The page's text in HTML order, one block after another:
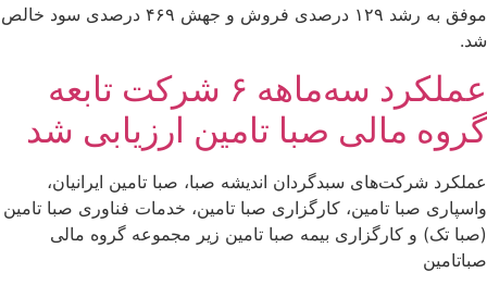
موفق به رشد ۱۲۹ درصدی فروش و جهش ۴۶۹ درصدی سود خالص
شد.
عملکرد سه‌ماهه ۶ شرکت‌ تابعه
گروه مالی صبا تامین ارزیابی شد
عملکرد شرکت‌های سبدگردان اندیشه صبا، صبا تامین ایرانیان،
واسپاری صبا تامین، کارگزاری صبا تامین، خدمات فناوری صبا تامین
(صبا تک) و کارگزاری بیمه صبا تامین زیر مجموعه گروه مالی
صباتامین